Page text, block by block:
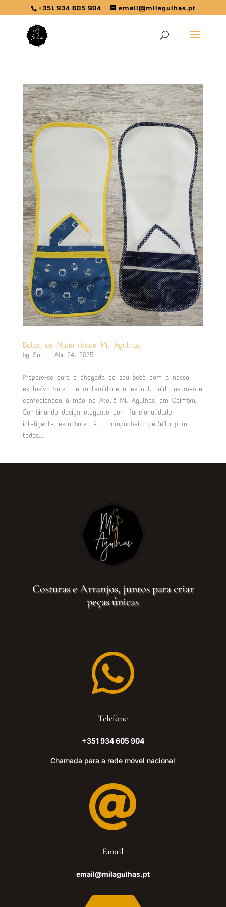
+351 934 605 904 email@milagulhas.pt
Bolsa de Maternidade Mil Agulhas
by Sara| Abr 24, 2025
Prepare-se para a chegada do seu bebé com a nossa
exclusiva bolsa de maternidade artesanal, cuidadosamente
confecionada à mão no Ateliê Mil Agulhas, em Coimbra.
Combinando design elegante com funcionalidade
inteligente, esta bolsa é a companheira perfeita para
todas...
Costuras e Arranjos, juntos para criar
peças únicas

Telefone
+351 934 605 904
Chamada para a rede móvel nacional

Email
email@milagulhas.pt